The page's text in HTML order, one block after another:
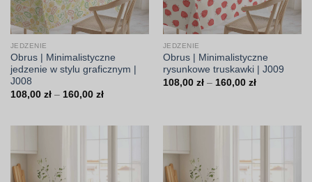
JEDZENIE
Obrus | Minimalistyczne
jedzenie w stylu graficznym |
J008
108,00 zł – 160,00 złZakres
160,00 zł
JEDZENIE
Obrus | Minimalistyczne
rysunkowe truskawki | J009
108,00 zł – 160,00 złZakres
160,00 zł